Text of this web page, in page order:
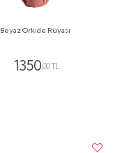
Beyaz Orkide Rüyası
1350,00 TL